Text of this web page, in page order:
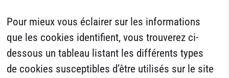
Pour mieux vous éclairer sur les informations
que les cookies identifient, vous trouverez ci-
dessous un tableau listant les différents types
de cookies susceptibles d’être utilisés sur le site